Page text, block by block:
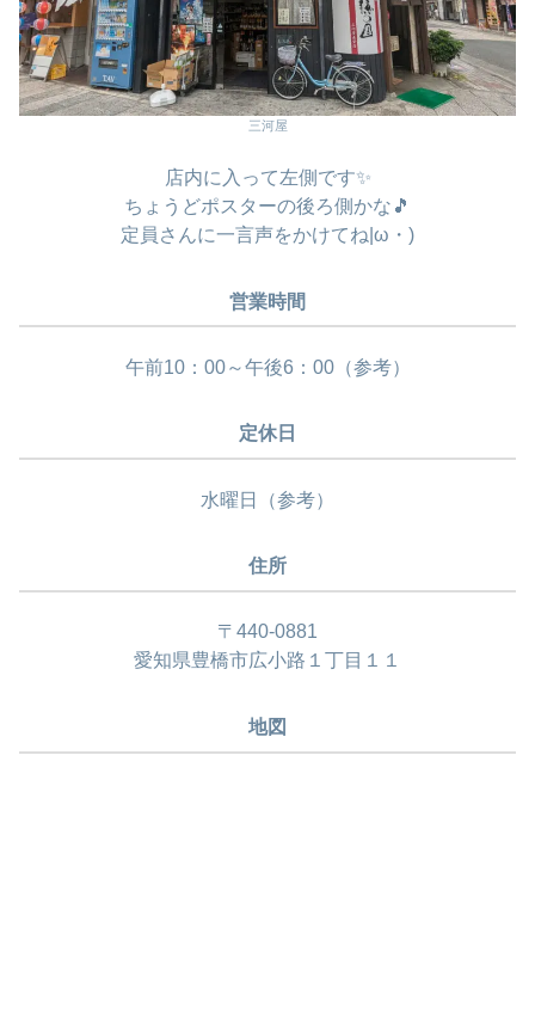
三河屋
店内に入って左側です✨
ちょうどポスターの後ろ側かな🎵
定員さんに一言声をかけてね|ω・)
営業時間
午前10：00～午後6：00（参考）
定休日
水曜日（参考）
住所
〒440-0881
愛知県豊橋市広小路１丁目１１
地図